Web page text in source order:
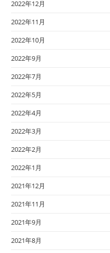
2022年12月
2022年11月
2022年10月
2022年9月
2022年7月
2022年5月
2022年4月
2022年3月
2022年2月
2022年1月
2021年12月
2021年11月
2021年9月
2021年8月